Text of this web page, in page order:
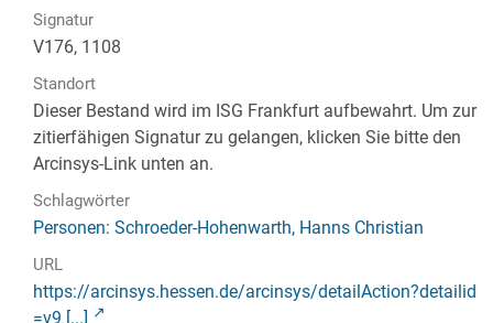
Signatur
V176, 1108
Standort
Dieser Bestand wird im ISG Frankfurt aufbewahrt. Um zur
zitierfähigen Signatur zu gelangen, klicken Sie bitte den
Arcinsys-Link unten an.
Schlagwörter
Personen: Schroeder-Hohenwarth, Hanns Christian
URL
https://arcinsys.hessen.de/arcinsys/detailAction?detailid
=v9 [...]